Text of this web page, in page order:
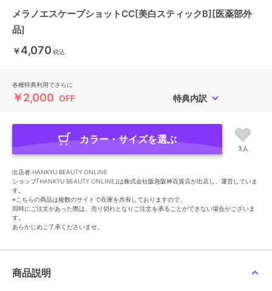
メラノエスケープショットCC[美白スティックB][医薬部外
品]
￥4,070 税込
各種特典利用でさらに
￥2,000 OFF 特典内訳
カラー・サイズを選ぶ
3人
出店者:HANKYU BEAUTY ONLINE
ショップ｢HANKYU BEAUTY ONLINE｣は株式会社阪急阪神百貨店が出店し、運営していま
す。
※こちらの商品は複数のサイトで在庫を共有しておりますので、
同時にご注文があった際は、売り切れとなりご注文を承ることができない場合がございま
す。
あらかじめご了承くださいませ。
商品説明